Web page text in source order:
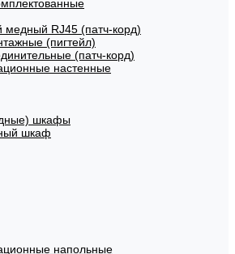
RJ45 (патч-корд)
(пигтейл)
(патч-корд)
настенные
шкафы
шкаф
напольные